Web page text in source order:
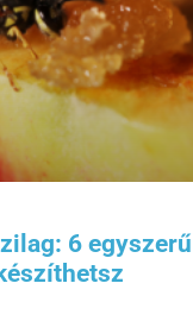
6 egyszerű